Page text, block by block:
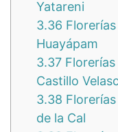
Yatareni
3.36
Huayápam
3.37
Castillo
3.38
de la Cal